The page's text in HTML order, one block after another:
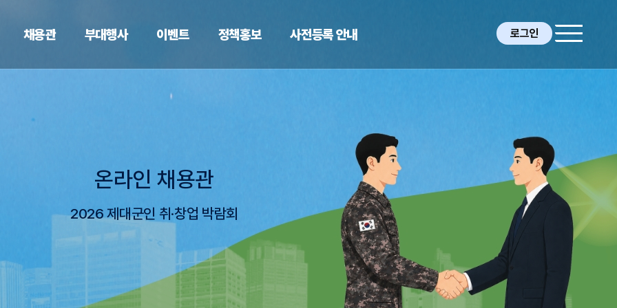
채용관 부대행사 이벤트 정책홍보 사전등록 안내 로그인
온라인 채용관
2026 제대군인 취·창업 박람회